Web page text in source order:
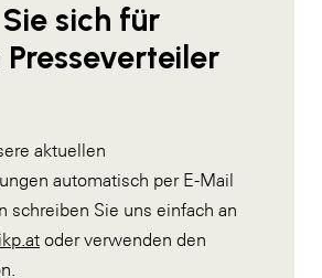
sich für
Presseverteiler
aktuellen
automatisch per E-Mail
schreiben Sie uns einfach an
oder verwenden den